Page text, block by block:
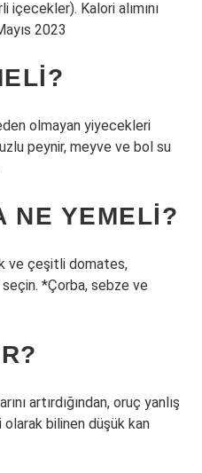
içecekler). Kalori alımını
2023
olmayan yiyecekleri
peynir, meyve ve bol su
NE YEMELI?
ve çeşitli domates,
*Çorba, sebze ve
artırdığından, oruç yanlış
bilinen düşük kan